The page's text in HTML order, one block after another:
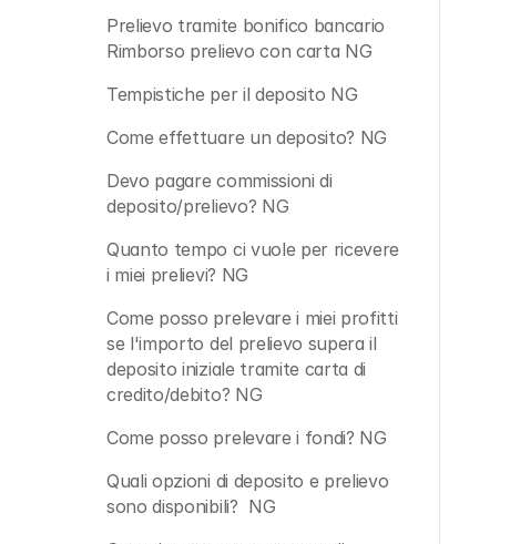
Prelievo tramite bonifico bancario
Rimborso prelievo con carta NG
Tempistiche per il deposito NG
Come effettuare un deposito? NG
Devo pagare commissioni di
deposito/prelievo? NG
Quanto tempo ci vuole per ricevere
i miei prelievi? NG
Come posso prelevare i miei profitti
se l'importo del prelievo supera il
deposito iniziale tramite carta di
credito/debito? NG
Come posso prelevare i fondi? NG
Quali opzioni di deposito e prelievo
sono disponibili?  NG